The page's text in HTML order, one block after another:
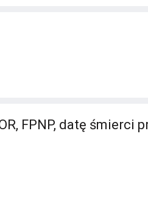
FPNP, datę śmierci